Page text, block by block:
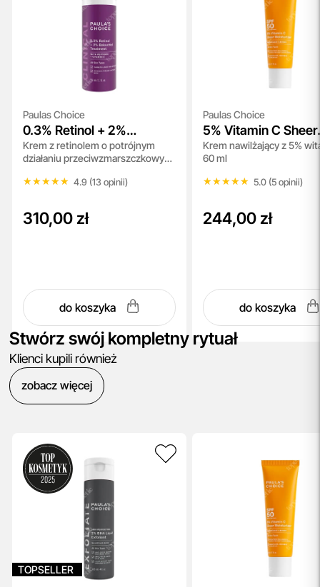
Paulas Choice
0.3% Retinol + 2%
Bakuchiol Treatment
Krem z retinolem o potrójnym
działaniu przeciwzmarszczkowym
★★★★★
★★★★★ 4.9 (13 opinii)
310,00 zł
do koszyka
Paulas Choice
5% Vitamin C Sheer
Moisturizer SPF 50
Krem nawilżający z 5%
60 ml
★★★★★
★★★★★ 5.0 (5 opinii)
244,00 zł
do koszyka
Stwórz swój kompletny rytuał
Klienci kupili również
zobacz więcej
TOPSELLER